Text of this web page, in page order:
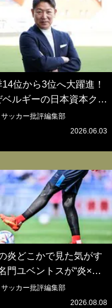
14位から3位へ大躍進！
ベルギーの日本資本クラ
設102年目に歴史的快
成し遂げられたのか？
の世界戦略】(1)
サッカー批評編集部
2026.06.03
炎どこかで見た気がす
門ユベントスが“炎×ブ
”のインパクト大の新
ニフォーム発表！｢W杯
サッカー批評編集部
2026.08.08